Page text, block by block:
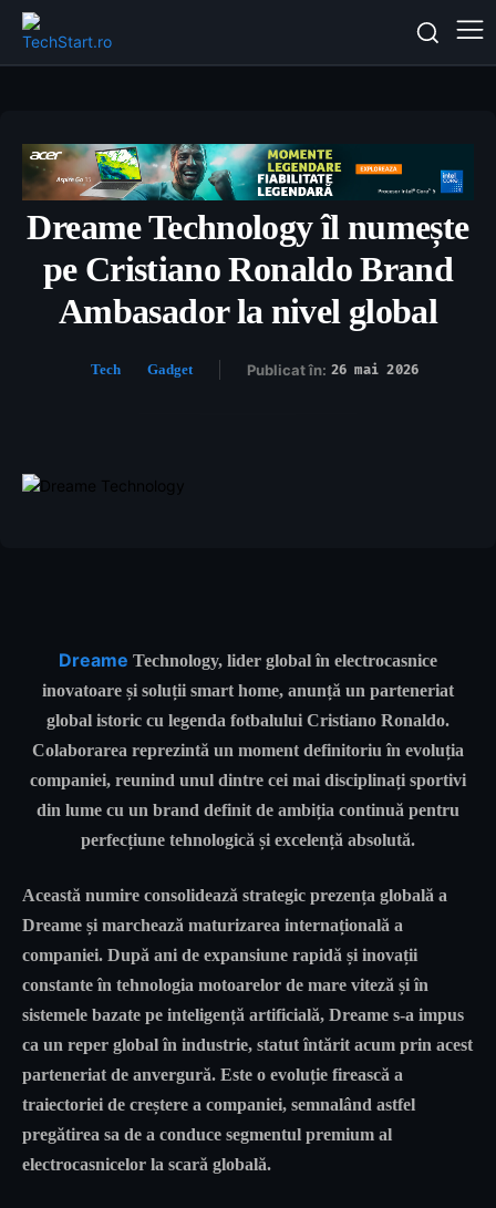
Dreame Technology îl numește
pe Cristiano Ronaldo Brand
Ambasador la nivel global
Tech Gadget Publicat în: 26 mai 2026
Dreame Technology, lider global în electrocasnice
inovatoare și soluții smart home, anunță un parteneriat
global istoric cu legenda fotbalului Cristiano Ronaldo.
Colaborarea reprezintă un moment definitoriu în evoluția
companiei, reunind unul dintre cei mai disciplinați sportivi
din lume cu un brand definit de ambiția continuă pentru
perfecțiune tehnologică și excelență absolută.
Această numire consolidează strategic prezența globală a
Dreame și marchează maturizarea internațională a
companiei. După ani de expansiune rapidă și inovații
constante în tehnologia motoarelor de mare viteză și în
sistemele bazate pe inteligență artificială, Dreame s-a impus
ca un reper global în industrie, statut întărit acum prin acest
parteneriat de anvergură. Este o evoluție firească a
traiectoriei de creștere a companiei, semnalând astfel
pregătirea sa de a conduce segmentul premium al
electrocasnicelor la scară globală.